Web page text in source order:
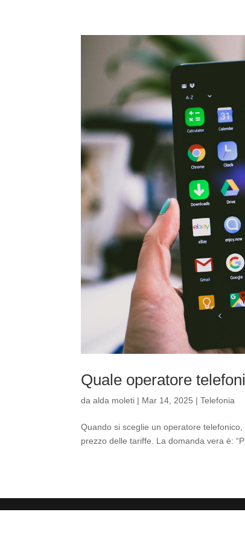
Quale operatore
daalda moleti | Mar 14, 2025 |Telefonia
Quando si sceglie un operatore
prezzo delle tariffe. La domanda vera è: